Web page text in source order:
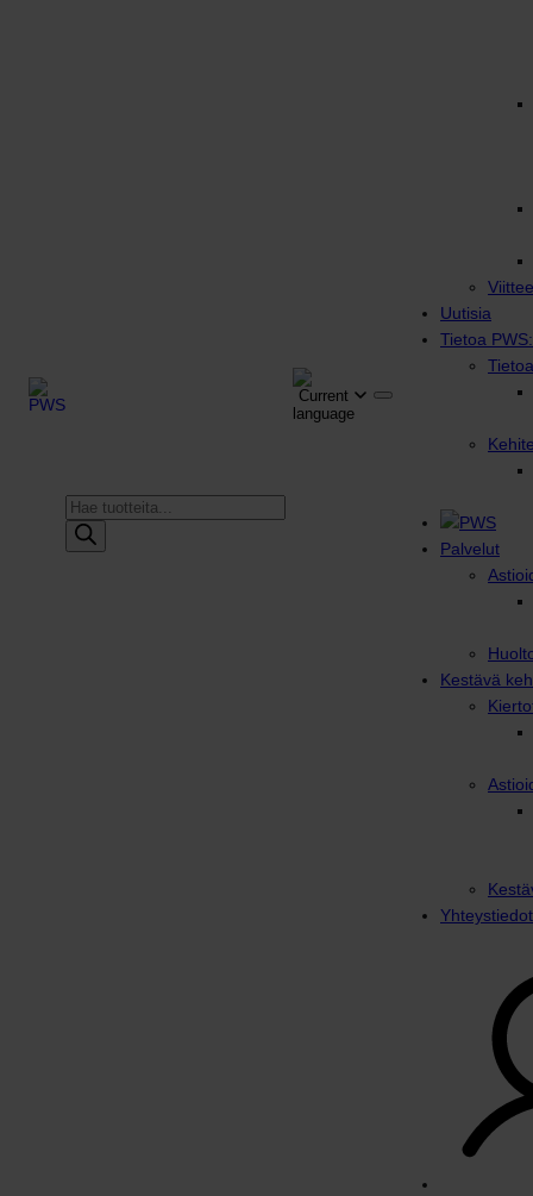
Products
search
Uutisia
Tietoa
Palvelut
Kestävä
Yhteystiedot